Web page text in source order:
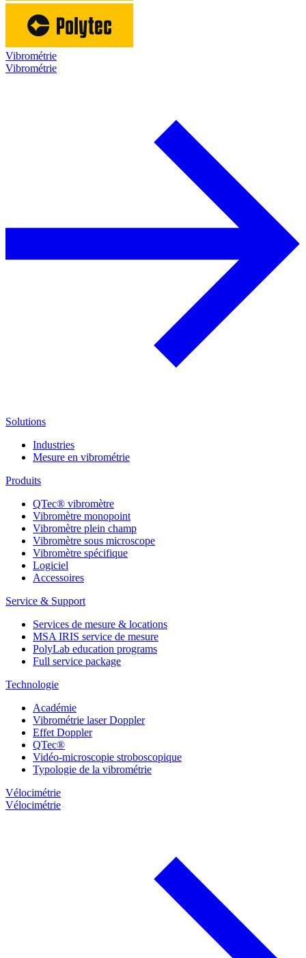
Vibrométrie
Vibrométrie
Solutions
Industries
Mesure en vibrométrie
Produits
QTec® vibromètre
Vibromètre monopoint
Vibromètre plein champ
Vibromètre sous microscope
Vibromètre spécifique
Logiciel
Accessoires
Service & Support
Services de mesure & locations
MSA IRIS service de mesure
PolyLab education programs
Full service package
Technologie
Académie
Vibrométrie laser Doppler
Effet Doppler
QTec®
Vidéo-microscopie stroboscopique
Typologie de la vibrométrie
Vélocimétrie
Vélocimétrie